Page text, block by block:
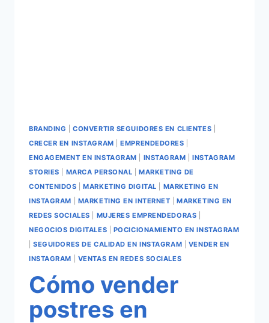
BRANDING |CONVERTIR SEGUIDORES EN CLIENTES
CRECER EN INSTAGRAM |EMPRENDEDORES
ENGAGEMENT EN INSTAGRAM
INSTAGRAM |INSTAGRAM
STORIES
MARCA PERSONAL |MARKETING DE
CONTENIDOS |MARKETING DIGITAL
MARKETING EN
INSTAGRAM
MARKETING EN INTERNET |MARKETING EN
REDES SOCIALES
MUJERES EMPRENDEDORAS
NEGOCIOS DIGITALES
POCICIONAMIENTO EN INSTAGRAM
|SEGUIDORES DE CALIDAD EN INSTAGRAM
VENDER EN
INSTAGRAM
VENTAS EN REDES SOCIALES
Cómo vender
postres en